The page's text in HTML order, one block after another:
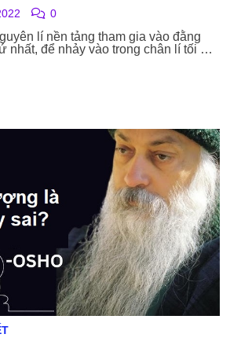
0
lí nền tảng tham gia vào đằng
nhất, để nhảy vào trong chân lí tối …